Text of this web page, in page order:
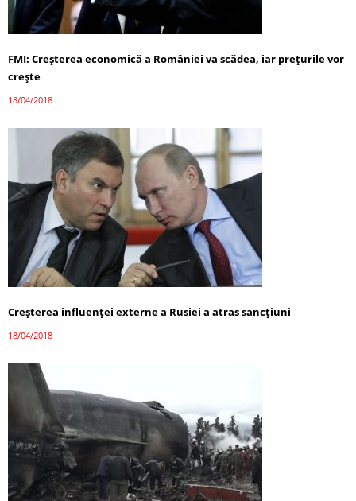
FMI: Creşterea economică a României va scădea, iar preţurile vor
creşte
18/04/2018
Creşterea influenţei externe a Rusiei a atras sancțiuni
18/04/2018